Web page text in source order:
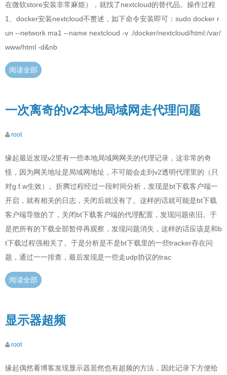
在微软store安装非常麻烦），就找了nextcloud的替代品。操作过程
1、docker安装nextcloud不赘述，如下命令安装即可：sudo docker r
un --network ma1 --name nextcloud -v ./docker/nextcloud/html:/var/
www/html -d&nb
阅读全部
一次离奇的v2本地局域网走代理问题
root
缘起最近发现v2里有一些本地局域网网关的代理记录，这非常的奇
怪，因为网关地址是局域网地址，不可能会走到v2透明代理里的（只
对g.f.w生效）。折腾过程经过一段时间分析，发现是bt下载客户端一
开启，就有相关的日志，关闭后就没有了。这样的话就可能是bt下载
客户端导致的了，关闭bt下载客户端的代理配置，发现问题依旧。于
是把所有的下载全部暂停再观察，发现问题消失，这样的话应该是和b
t下载过程强相关了。于是分析是不是bt下载里的一些tracker存在问
题，通过一一排查，最后发现是一些走udp协议的trac
阅读全部
显示器超频
root
缘起偶然看博客发现显示器居然也有超频的方法，因此记录下方便给